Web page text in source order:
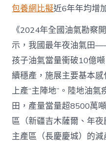
包養網比擬近6年年均增
《2024年全國油氣勘察
示，我國最年夜油氣田
孩子油氣當量衝破10億
續穩產，施展主要基本
上產“主陣地”。陸地油
田，產量當量超8500萬
區（新疆吉木薩爾、年
主產區（長慶慶城）的